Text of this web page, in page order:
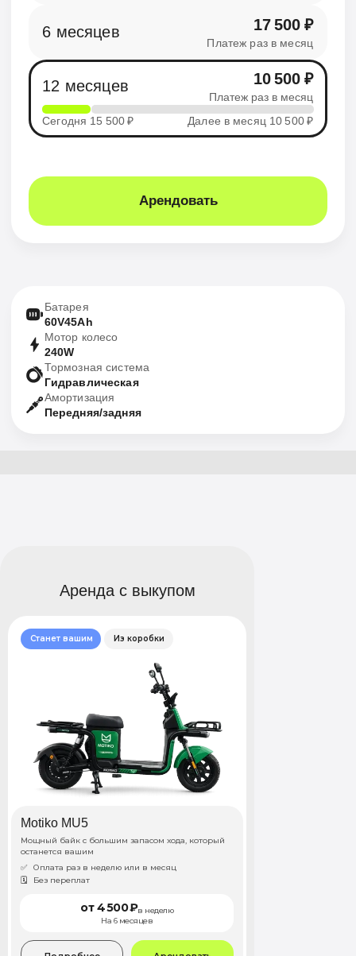
Станет вашим
от 4 500 ₽в неделю
На 6 месяцев
Motiko MU5
Мощный байк с большим запасом хода, который
останется вашим
Без переплат
Оплата раз в неделю или в месяц
🗓️
✅
Из коробки
Аренда с выкупом